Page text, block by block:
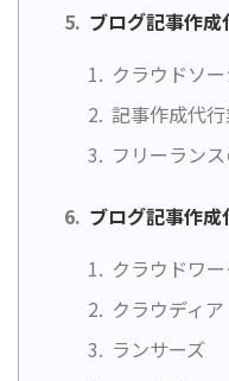
ブログ記事作
クラウドソ
記事作成代
フリーラン
ブログ記事作
クラウドワ
クラウディア
ランサーズ